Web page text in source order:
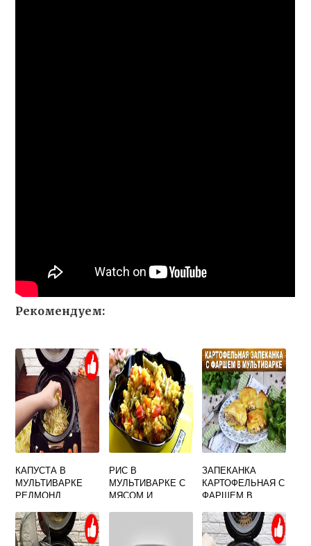
Рекомендуем:
КАПУСТА В
МУЛЬТИВАРКЕ
РЕДМОНД
РИС В
МУЛЬТИВАРКЕ С
МЯСОМ И
ЗАПЕКАНКА
КАРТОФЕЛЬНАЯ С
ФАРШЕМ В
ДЛЯ РЕБЕНКА